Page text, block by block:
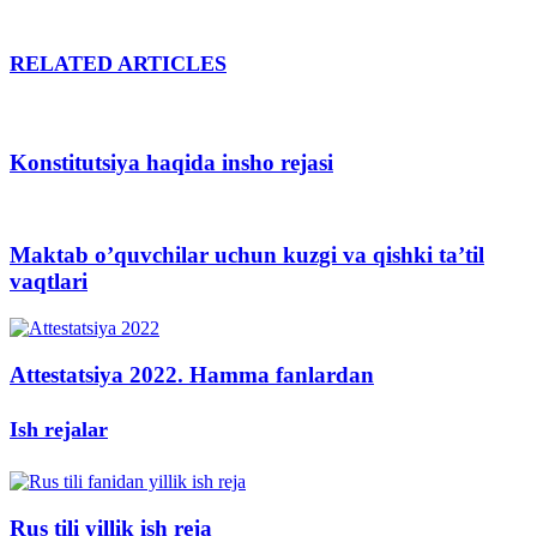
RELATED ARTICLES
Konstitutsiya haqida insho rejasi
Maktab o’quvchilar uchun kuzgi va qishki ta’til
vaqtlari
Attestatsiya 2022. Hamma fanlardan
Ish rejalar
Rus tili yillik ish reja